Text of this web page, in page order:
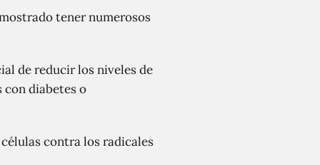
tener numerosos
de reducir los niveles de
con diabetes o
contra los radicales